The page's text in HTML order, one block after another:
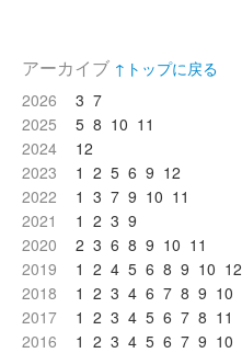
アーカイブ ↑トップに戻る
2026
3 7
2025
5 8 10 11
2024
12
2023
1 2 5 6 9 12
2022
1 3 7 9 10 11
2021
1 2 3 9
2020
2 3 6 8 9 10 11
2019
1 2 4 5 6 8 9 10 12
2018
1 2 3 4 6 7 8 9 10
2017
1 2 3 4 5 6 7 8 11
2016
1 2 3 4 5 6 7 9 10